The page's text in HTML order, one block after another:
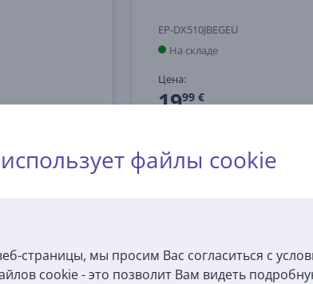
файлы cookie
страницы, мы просим Вас согласиться с
cookie - это позволит Вам видеть
EP-DX510JBEGEU
На складе
Цена:
1999 €